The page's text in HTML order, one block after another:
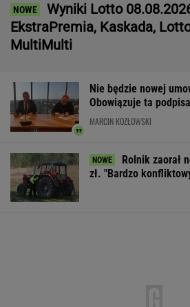
Wyniki Lotto
EkstraPremia, Kaskada,
MultiMulti
Nie będzie nowej
Obowiązuje ta
MARCIN KOZŁOWSKI
Rolnik zaorał
zł. "Bardzo